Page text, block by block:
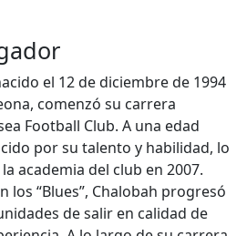
el 12 de diciembre de 1994
comenzó su carrera
Football Club. A una edad
por su talento y habilidad, lo
academia del club en 2007.
los “Blues”, Chalobah progresó
de salir en calidad de